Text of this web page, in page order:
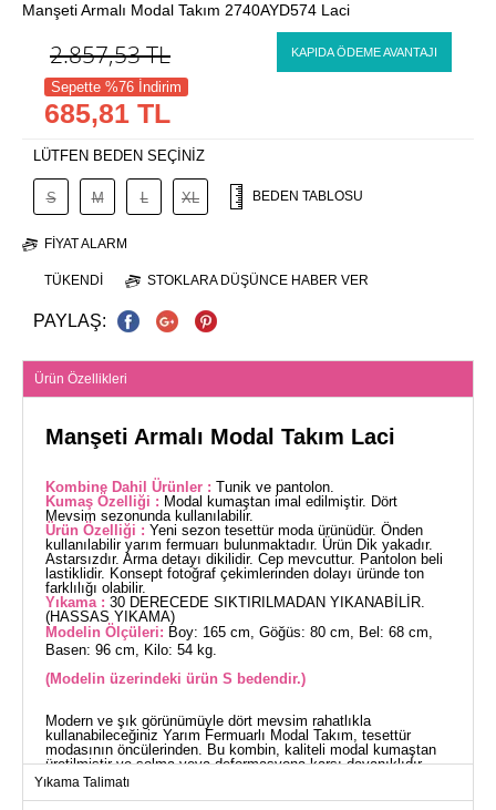
Manşeti Armalı Modal Takım 2740AYD574 Laci
2.857,53TL KAPIDA ÖDEME AVANTAJI
Sepette %76 İndirim
685,81 TL
LÜTFEN BEDEN SEÇİNİZ
S M L XL BEDEN TABLOSU
FIYAT ALARM
TÜKENDI STOKLARA DÜŞÜNCE HABER VER
PAYLAŞ:
Ürün Özellikleri
Manşeti Armalı Modal Takım Laci
Kombine Dahil Ürünler : Tunik ve pantolon.
Kumaş Özelliği : Modal kumaştan imal edilmiştir. Dört
Mevsim sezonunda kullanılabilir.
Ürün Özelliği : Yeni sezon tesettür moda ürünüdür. Önden
kullanılabilir yarım fermuarı bulunmaktadır. Ürün Dik yakadır.
Astarsızdır. Arma detayı dikilidir. Cep mevcuttur. Pantolon beli
lastiklidir. Konsept fotoğraf çekimlerinden dolayı üründe ton
farklılığı olabilir.
Yıkama : 30 DERECEDE SIKTIRILMADAN YIKANABİLİR.
(HASSAS YIKAMA)
Modelin Ölçüleri: Boy: 165 cm, Göğüs: 80 cm, Bel: 68 cm,
Basen: 96 cm, Kilo: 54 kg.
(Modelin üzerindeki ürün S bedendir.)
Modern ve şık görünümüyle dört mevsim rahatlıkla
kullanabileceğiniz Yarım Fermuarlı Modal Takım, tesettür
modasının öncülerinden. Bu kombin, kaliteli modal kumaştan
üretilmiştir ve solma veya deformasyona karşı dayanıklıdır.
Ürünün ön kısmında yer alan yarım fermuar, hem şıklık hem
Yıkama Talimatı